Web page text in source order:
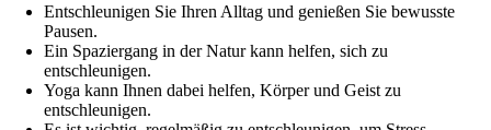
Entschleunigen Sie Ihren Alltag und genießen Sie bewusste
Pausen.
Ein Spaziergang in der Natur kann helfen, sich zu
entschleunigen.
Yoga kann Ihnen dabei helfen, Körper und Geist zu
entschleunigen.